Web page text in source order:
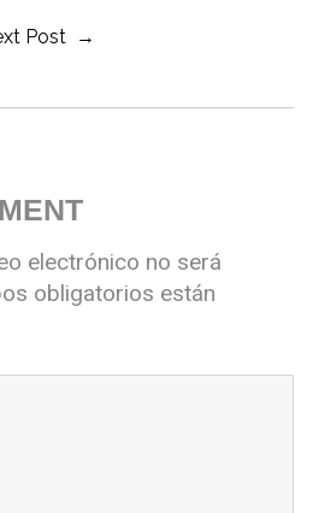
Post →
electrónico no será
obligatorios están